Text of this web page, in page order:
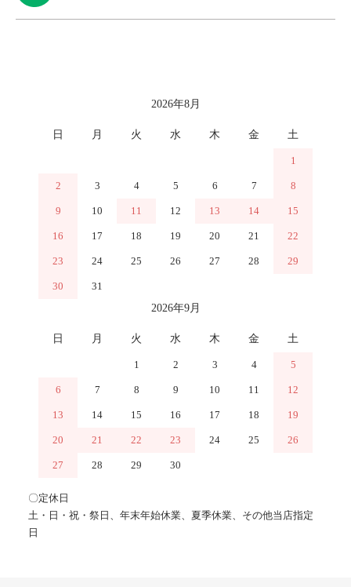
2026年8月
日 月 火 水 木 金 土
1
2 3 4 5 6 7 8
9 10 11 12 13 14 15
16 17 18 19 20 21 22
23 24 25 26 27 28 29
30
31
2026年9月
日 月 火 水 木 金 土
1 2 3 4 5
6 7 8 9 10 11 12
13 14 15 16 17 18 19
20 21 22 23 24 25 26
27 28 29 30
〇定休日
土・日・祝・祭日、年末年始休業、夏季休業、その他当店指定
日